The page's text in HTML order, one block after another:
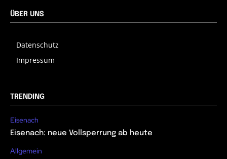
ÜBER UNS
Datenschutz
Impressum
TRENDING
Eisenach
Eisenach: neue Vollsperrung ab heute
Allgemein